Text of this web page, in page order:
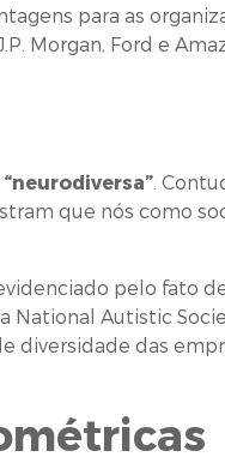
para as
Morgan, Ford e
“neurodiversa” .
que nós como
pelo fato
Autistic
diversidade das